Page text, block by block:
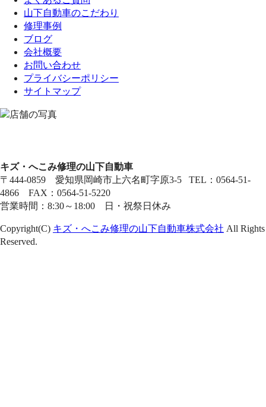
山下自動車のこだわり
修理事例
ブログ
会社概要
お問い合わせ
プライバシーポリシー
サイトマップ
キズ・へこみ修理の山下自動車
〒444-0859 愛知県岡崎市上六名町字原3-5 TEL：0564-51-
4866 FAX：0564-51-5220
営業時間：8:30～18:00 日・祝祭日休み
Copyright(C) キズ・へこみ修理の山下自動車株式会社 All Rights
Reserved.